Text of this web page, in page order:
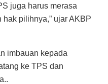
juga harus merasa
pilihnya,” ujar AKBP
imbauan kepada
ke TPS dan